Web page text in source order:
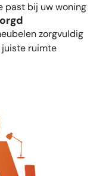
past bij uw woning
zorgvuldig
ruimte